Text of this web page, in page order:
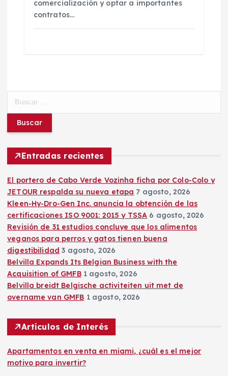
comercialización y optar a importantes
contratos…
c
:
Entradas recientes
El portero de Cabo Verde Vozinha ficha por Colo-Colo y
JETOUR respalda su nueva etapa 7 agosto, 2026
Kleen-Hy-Dro-Gen Inc. anuncia la obtención de las
certificaciones ISO 9001: 2015 y TSSA 6 agosto, 2026
Revisión de 31 estudios concluye que los alimentos
veganos para perros y gatos tienen buena
digestibilidad 3 agosto, 2026
Belvilla Expands Its Belgian Business with the
Acquisition of GMFB 1 agosto, 2026
Belvilla breidt Belgische activiteiten uit met de
overname van GMFB 1 agosto, 2026
Artículos de Interés
Apartamentos en venta en miami, ¿cuál es el mejor
motivo para invertir?